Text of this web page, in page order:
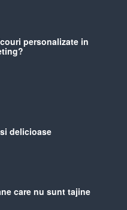
personalizate in
delicioase
care nu sunt tajine